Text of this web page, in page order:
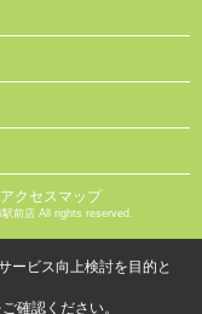
アクセスマップ
前店 All rights reserved.
ービス向上検討を目的と
ご確認ください。